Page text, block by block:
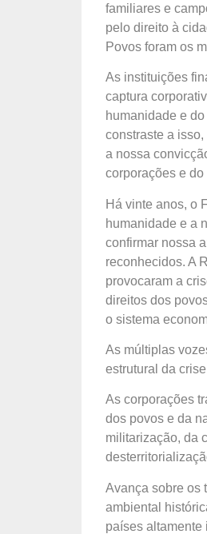
familiares e
pelo direito à
Povos foram os
As instituições
captura
humanidade e
constraste a
a nossa
corporações e
Há vinte anos, o
humanidade e a
confirmar nossa
reconhecidos. A
provocaram a
direitos dos
o sistema
As múltiplas
estrutural da
As corporações
dos povos e da
militarização, da
Avança sobre os
ambiental
países altamente